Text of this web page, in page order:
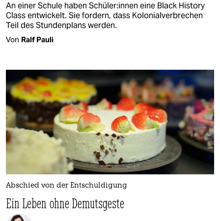
An einer Schule haben Schü­le­r:in­nen eine Black History
Class entwickelt. Sie fordern, dass Kolonialverbrechen
Teil des Stundenplans werden.
Von Ralf Pauli
Abschied von der Entschuldigung
Ein Leben ohne Demutsgeste